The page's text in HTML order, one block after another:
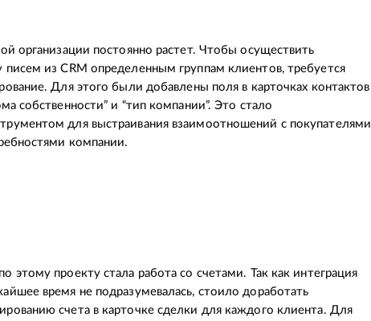
организации постоянно растет. Чтобы осуществить
писем из CRM определенным группам клиентов, требуется
Для этого были добавлены поля в карточках контактов
собственности” и “тип компании”. Это стало
для выстраивания взаимоотношений с покупателями
компании.
этому проекту стала работа со счетами. Так как интеграция
время не подразумевалась, стоило доработать
счета в карточке сделки для каждого клиента. Для